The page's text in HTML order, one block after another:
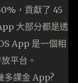
，貢獻了 45
大部分都是透
App 是一個相
平台。
多課金 App?